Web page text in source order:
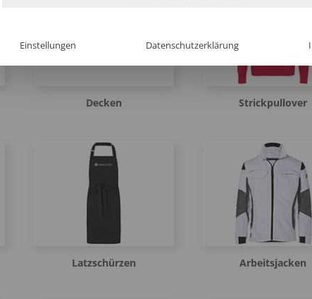
Decken Strickpullover
Latzschürzen Arbeitsjacken
Einstellungen Datenschutzerklärung